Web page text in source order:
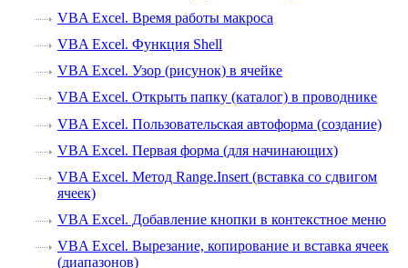
VBA Excel. Время работы макроса
VBA Excel. Функция Shell
VBA Excel. Узор (рисунок) в ячейке
VBA Excel. Открыть папку (каталог) в проводнике
VBA Excel. Пользовательская автоформа (создание)
VBA Excel. Первая форма (для начинающих)
VBA Excel. Метод Range.Insert (вставка со сдвигом
ячеек)
VBA Excel. Добавление кнопки в контекстное меню
VBA Excel. Вырезание, копирование и вставка ячеек
(диапазонов)